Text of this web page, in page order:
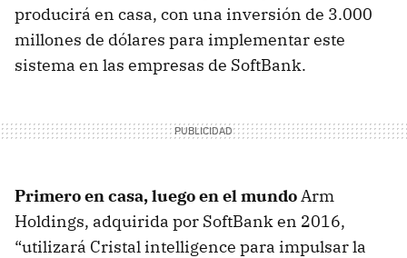
producirá en casa, con una inversión de 3.000
millones de dólares para implementar este
sistema en las empresas de SoftBank.
Primero en casa, luego en el mundoArm
Holdings, adquirida por SoftBank en 2016,
“utilizará Cristal intelligence para impulsar la